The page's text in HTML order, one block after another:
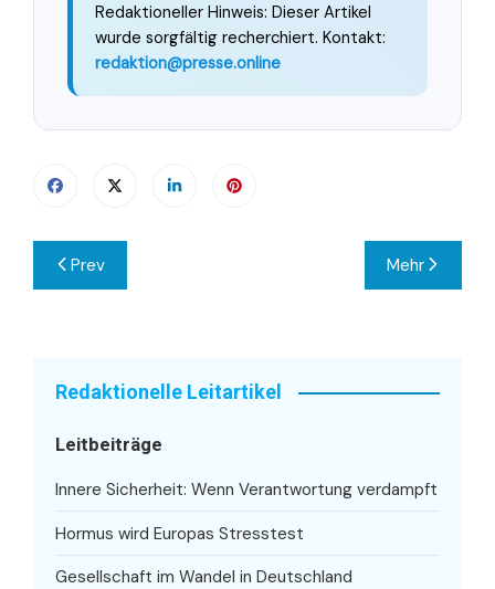
Redaktioneller Hinweis: Dieser Artikel
wurde sorgfältig recherchiert. Kontakt:
redaktion@presse.online
Beitragsnavigation
Prev Mehr
Redaktionelle Leitartikel
Leitbeiträge
Innere Sicherheit: Wenn Verantwortung verdampft
Hormus wird Europas Stresstest
Gesellschaft im Wandel in Deutschland